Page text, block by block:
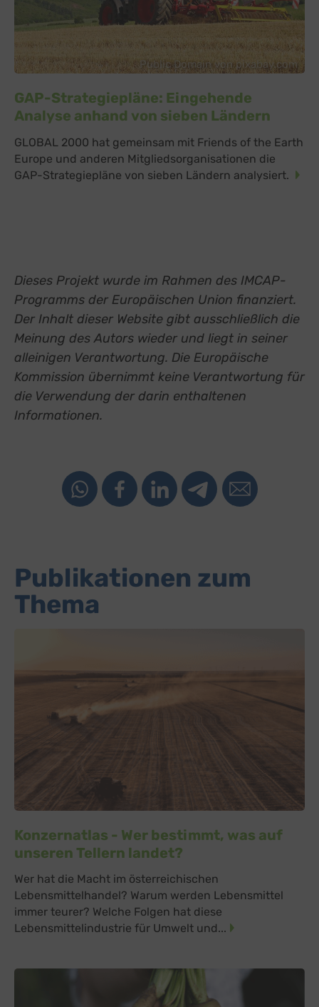
Public Domain von pixabay.com
GAP-Strategiepläne: Eingehende
Analyse anhand von sieben Ländern
GLOBAL 2000 hat gemeinsam mit Friends of the Earth
Europe und anderen Mitgliedsorganisationen die
GAP-Strategiepläne von sieben Ländern analysiert.
Dieses Projekt wurde im Rahmen des IMCAP-
Programms der Europäischen Union finanziert.
Der Inhalt dieser Website gibt ausschließlich die
Meinung des Autors wieder und liegt in seiner
alleinigen Verantwortung. Die Europäische
Kommission übernimmt keine Verantwortung für
die Verwendung der darin enthaltenen
Informationen.
Publikationen zum
Thema
Konzernatlas - Wer bestimmt, was auf
unseren Tellern landet?
Wer hat die Macht im österreichischen
Lebensmittelhandel? Warum werden Lebensmittel
immer teurer? Welche Folgen hat diese
Lebensmittelindustrie für Umwelt und...
OpenStreetMap Foundation
Detailszu Open Street
Switch zum
Spotteron GmbH, Österreich
Details
Switch
Typeform
TYPEFORM S.L., Spanien
Details zu Typeform
Vimeo
Vimeo Inc., USA
Details
YouTube
Switch zum